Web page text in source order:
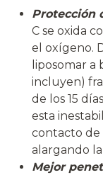
Protección
C se oxida
el oxígeno.
liposomar a
incluyen)
de los 15
esta
contacto de
alargando
Mejor